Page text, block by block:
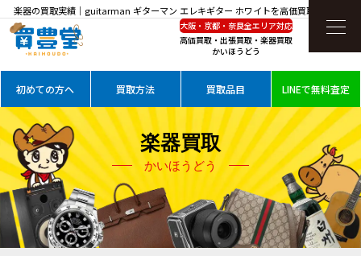
楽器の買取実績｜guitarman ギターマン エレキギター ホワイトを高価買取
大阪・京都・奈良全エリア対応
高価買取・出張買取・楽器買取
かいほうどう
初めての方へ 買取方法 買取品目 LINEで無料査定
楽器買取
かいほうどう